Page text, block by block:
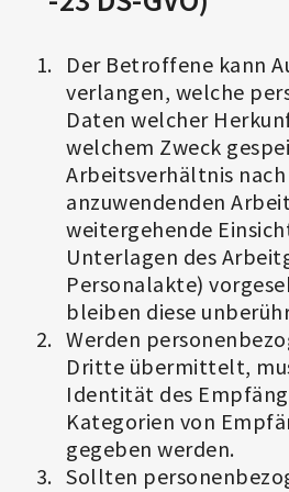
Der Betroffene kann
verlangen, welche
Daten welcher
welchem Zweck
Arbeitsverhältnis
anzuwendenden
weitergehende
Unterlagen des
Personalakte)
bleiben diese
Werden
Dritte übermittelt,
Identität des
Kategorien von
gegeben werden.
Sollten